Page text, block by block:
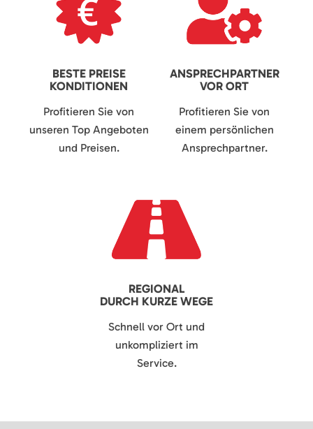
BESTE PREISE
KONDITIONEN
Profitieren Sie von
unseren Top Angeboten
und Preisen.
ANSPRECHPARTNER
VOR ORT
Profitieren Sie von
einem persönlichen
Ansprechpartner.
REGIONAL
DURCH KURZE WEGE
Schnell vor Ort und
unkompliziert im
Service.